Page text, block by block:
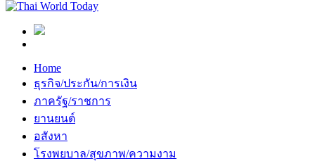
Home
ธุรกิจ/ประกัน/การเงิน
ภาครัฐ/ราชการ
ยานยนต์
อสังหา
โรงพยบาล/สุขภาพ/ความงาม